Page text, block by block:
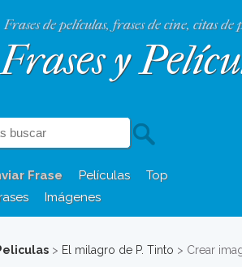
Frases de películas, frases de cine, citas de
Frases y
Frase Películas
Top
Imágenes
> El milagro de P. Tinto > Crear